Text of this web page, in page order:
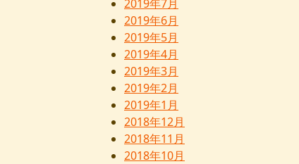
2019年7月
2019年6月
2019年5月
2019年4月
2019年3月
2019年2月
2019年1月
2018年12月
2018年11月
2018年10月